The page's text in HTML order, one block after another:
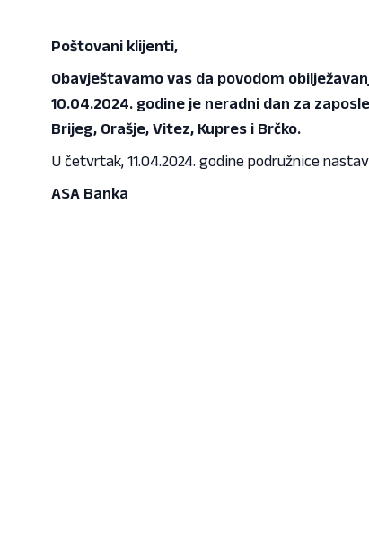
Poštovani klijenti,
Obavještavamo vas da povodom
10.04.2024. godine je neradni dan za
Brijeg, Orašje, Vitez, Kupres i Brčko.
U četvrtak, 11.04.2024. godine podružnice
ASA Banka